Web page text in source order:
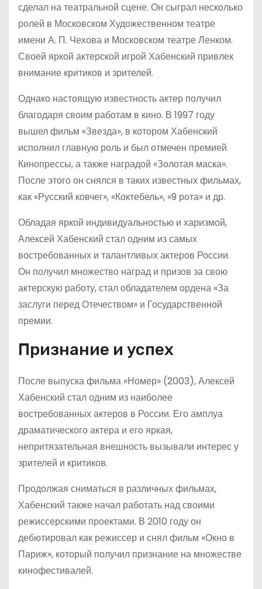
сделал на театральной сцене. Он сыграл несколько
ролей в Московском Художественном театре
имени А. П. Чехова и Московском театре Ленком.
Своей яркой актерской игрой Хабенский привлек
внимание критиков и зрителей.
Однако настоящую известность актер получил
благодаря своим работам в кино. В 1997 году
вышел фильм «Звезда», в котором Хабенский
исполнил главную роль и был отмечен премией
Кинопрессы, а также наградой «Золотая маска».
После этого он снялся в таких известных фильмах,
как «Русский ковчег», «Коктебель», «9 рота» и др.
Обладая яркой индивидуальностью и харизмой,
Алексей Хабенский стал одним из самых
востребованных и талантливых актеров России.
Он получил множество наград и призов за свою
актерскую работу, стал обладателем ордена «За
заслуги перед Отечеством» и Государственной
премии.
Признание и успех
После выпуска фильма «Номер» (2003), Алексей
Хабенский стал одним из наиболее
востребованных актеров в России. Его амплуа
драматического актера и его яркая,
непритязательная внешность вызывали интерес у
зрителей и критиков.
Продолжая сниматься в различных фильмах,
Хабенский также начал работать над своими
режиссерскими проектами. В 2010 году он
дебютировал как режиссер и снял фильм «Окно в
Париж», который получил признание на множестве
кинофестивалей.